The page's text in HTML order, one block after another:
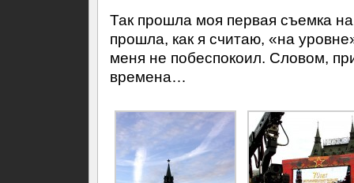
Так прошла моя первая съемка
прошла, как я считаю, «на
меня не побеспокоил. Словом,
времена…